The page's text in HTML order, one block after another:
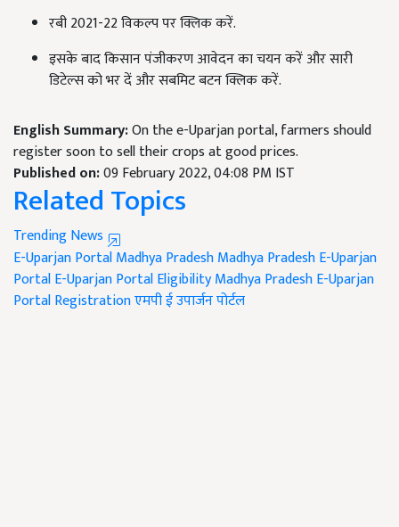
रबी 2021-22 विकल्प पर क्लिक करें.
इसके बाद किसान पंजीकरण आवेदन का चयन करें और सारी
डिटेल्स को भर दें और सबमिट बटन क्लिक करें.
English Summary:On the e-Uparjan portal, farmers should
register soon to sell their crops at good prices.
Published on:09 February 2022, 04:08 PM IST
Related Topics
Trending News
E-Uparjan PortalMadhya PradeshMadhya Pradesh E-Uparjan
PortalE-Uparjan Portal EligibilityMadhya Pradesh E-Uparjan
Portal Registrationएमपी ई उपार्जन पोर्टल